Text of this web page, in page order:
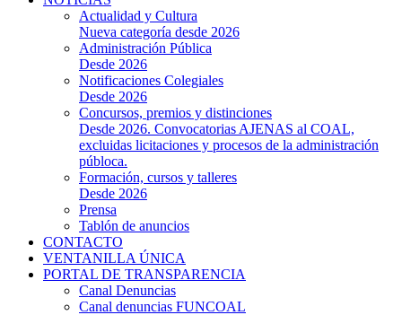
Actualidad y Cultura
Nueva categoría desde 2026
Administración Pública
Desde 2026
Notificaciones Colegiales
Desde 2026
Concursos, premios y distinciones
Desde 2026. Convocatorias AJENAS al COAL,
excluidas licitaciones y procesos de la administración
públoca.
Formación, cursos y talleres
Desde 2026
Prensa
Tablón de anuncios
CONTACTO
VENTANILLA ÚNICA
PORTAL DE TRANSPARENCIA
Canal Denuncias
Canal denuncias FUNCOAL